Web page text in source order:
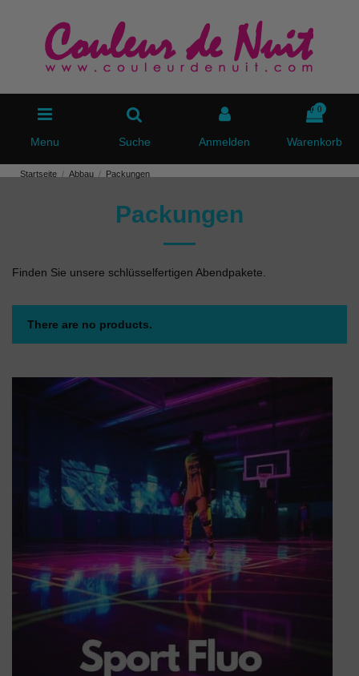
Menu Suche Anmelden
0
Warenkorb
Startseite Abbau Packungen
Packungen
Finden Sie unsere schlüsselfertigen Abendpakete.
There are no products.